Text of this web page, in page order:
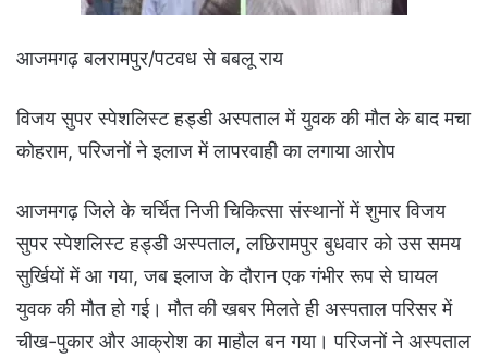
आजमगढ़ बलरामपुर/पटवध से बबलू राय
विजय सुपर स्पेशलिस्ट हड्डी अस्पताल में युवक की मौत के बाद मचा
कोहराम, परिजनों ने इलाज में लापरवाही का लगाया आरोप
आजमगढ़ जिले के चर्चित निजी चिकित्सा संस्थानों में शुमार विजय
सुपर स्पेशलिस्ट हड्डी अस्पताल, लछिरामपुर बुधवार को उस समय
सुर्खियों में आ गया, जब इलाज के दौरान एक गंभीर रूप से घायल
युवक की मौत हो गई। मौत की खबर मिलते ही अस्पताल परिसर में
चीख-पुकार और आक्रोश का माहौल बन गया। परिजनों ने अस्पताल